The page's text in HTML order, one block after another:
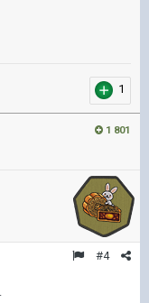
1
1 801
#4